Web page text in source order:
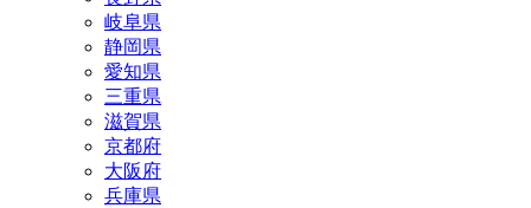
岐阜県
静岡県
愛知県
三重県
滋賀県
京都府
大阪府
兵庫県